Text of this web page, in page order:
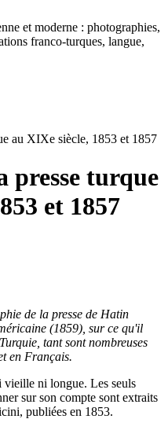
et moderne : photographies,
franco-turques, langue,
au XIXe siècle, 1853 et 1857
presse turque
et 1857
de la presse de Hatin
(1859), sur ce qu'il
Turquie, tant sont nombreuses
en Français.
vieille ni longue. Les seuls
sur son compte sont extraits
publiées en 1853.